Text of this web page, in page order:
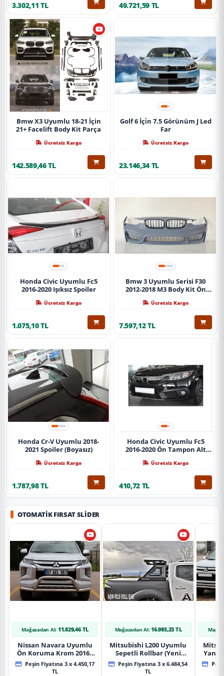
3.302,11 TL 49.721,59 TL
Bmw X3 Uyumlu 18-21 İçin
21+ Facelift Body Kit Parça
Ücretsiz Kargo
142.589,46 TL
Golf 6 İçi̇n 7.5 Görünüm J Led
Far
Ücretsiz Kargo
23.146,34 TL
Honda Civic Uyumlu Fc5
2016-2020 Işıksız Spoiler
Ücretsiz Kargo
1.075,10 TL
Bmw 3 Uyumlu Serisi F30
2012-2018 M3 Body Kit Ön
Ücretsiz Kargo
7.597,12 TL
Honda Cr-V Uyumlu 2018-
2021 Spoiler (Boyasız)
Ücretsiz Kargo
1.787,98 TL
Honda Civic Uyumlu Fc5
2016-2020 Ön Tampon Alt
Ücretsiz Kargo
410,72 TL
OTOMATIK FIRSAT SLIDER
Mağazadan Al: 11.829,46 TL
Nissan Navara Uyumlu
Ön Koruma Krom 2016+
Pst14 Parça
Peşin Fiyatına 3 x 4.450,17
TL
Mağazadan Al: 16.985,23 TL
Mitsubishi L200 Uyumlu
Sepetli Rollbar (Yeni
Nesil Sepetli Roll Bar
Aqm-M10)
Peşin Fiyatına 3 x 6.484,54
TL
Yan